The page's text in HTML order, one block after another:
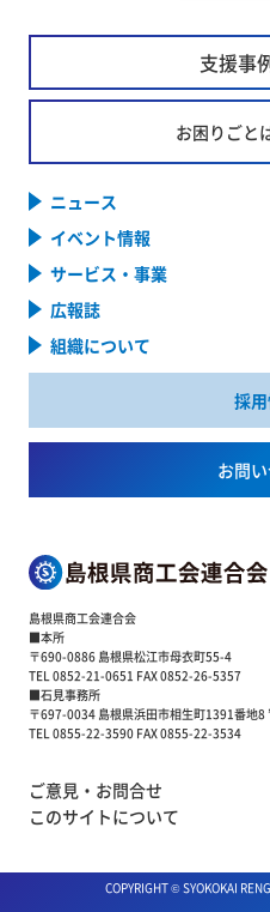
支援事
お困りごと
ニュース
イベント情報
サービス・事業
広報誌
組織について
採
お問
島根県商工会連合会
■本所
〒690-0886 島根県松江市母衣町55-4
TEL 0852-21-0651 FAX 0852-26-5357
■石見事務所
〒697-0034 島根県浜田市相生町1391番地8
TEL 0855-22-3590 FAX 0855-22-3534
ご意見・お問合せ
このサイトについて
COPYRIGHT © SYOKOKAI